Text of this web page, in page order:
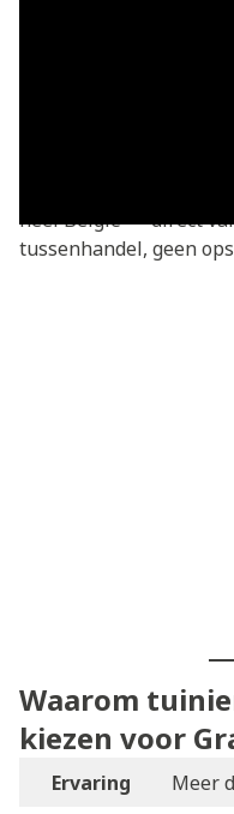
heel België — direct
tussenhandel, geen
Waarom
kiezen voor
Ervaring Meer